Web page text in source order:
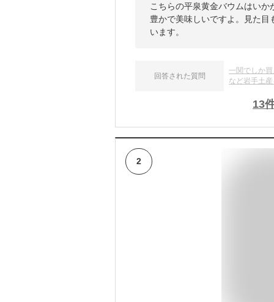
こちらの平泉黄金バウムはい
豊かで美味しいですよ。見た
います。
回答された質問
一関でしか
など岩手土
13
2